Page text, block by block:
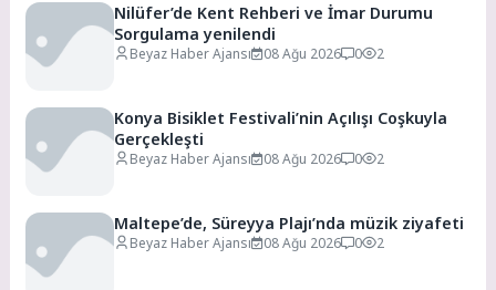
Nilüfer’de Kent Rehberi ve İmar Durumu
Sorgulama yenilendi
Beyaz Haber Ajansı 08 Ağu 2026 0 2
Konya Bisiklet Festivali’nin Açılışı Coşkuyla
Gerçekleşti
Beyaz Haber Ajansı 08 Ağu 2026 0 2
Maltepe’de, Süreyya Plajı’nda müzik ziyafeti
Beyaz Haber Ajansı 08 Ağu 2026 0 2